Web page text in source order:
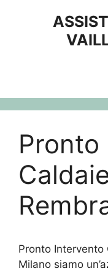
Pronto Intervento
Milano siamo